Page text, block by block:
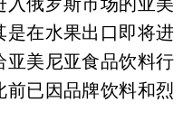
是在水果出口即将进
亚美尼亚食品饮料行
前已因品牌饮料和烈